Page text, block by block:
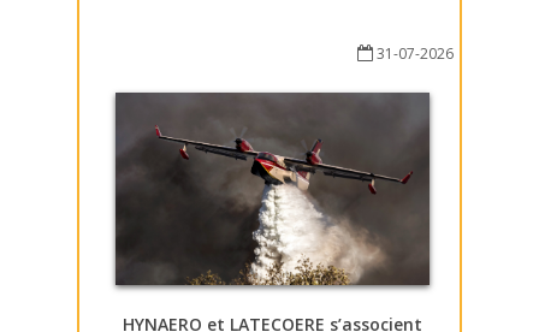
31-07-2026
HYNAERO et LATECOERE s’associent